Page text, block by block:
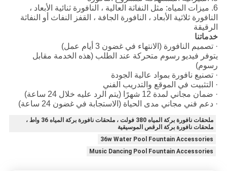
6. ميزات المياه: مثل النفاثة العالية ، النافورة ثنائية الأبعاد ،
النافورة ثلاثية الأبعاد ، النافورة الجافة ، القفز النفاث أو النفاثة
الرقيقة
خدماتنا
· تصميم النافورة (الانتهاء في غضون 3 أيام عمل)
يتوفر فيديو رسوم متحركة عند الطلب (هذه الخدمة مقابل
رسوم)
· تصنيع نافورة بمواد عالية الجودة
· التثبيت في الموقع والتدريب الفني
· ضمان مجاني لمدة 12 شهرًا (يتم الرد عليه خلال 24 ساعة)
· دعم فني مجاني مدى الحياة (الاستجابة في غضون 24 ساعة)
ملحقات نافورة بركة المياه 380 فولت ، ملحقات نافورة بركة المياه 36 واط ،
ملحقات نافورة بركة الرقص الموسيقية
36w Water Pool Fountain Accessories
Music Dancing Pool Fountain Accessories